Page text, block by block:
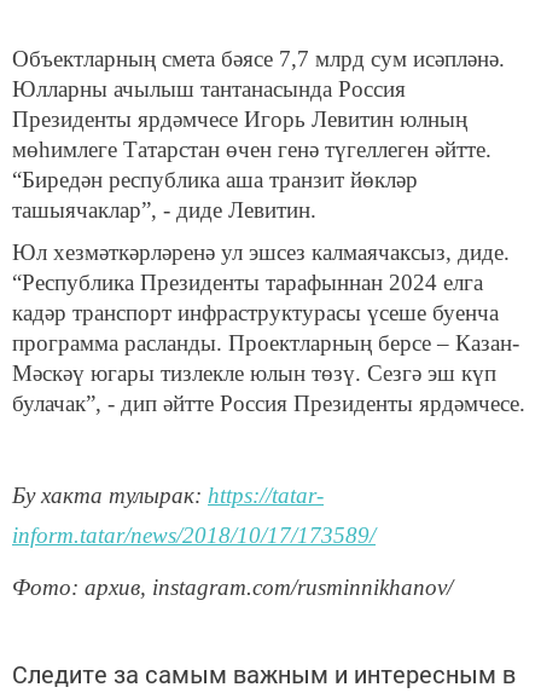
Объектларның смета бәясе 7,7 млрд сум исәпләнә.
Юлларны ачылыш тантанасында Россия
Президенты ярдәмчесе Игорь Левитин юлның
мөһимлеге Татарстан өчен генә түгеллеген әйтте.
“Биредән республика аша транзит йөкләр
ташыячаклар”, - диде Левитин.
Юл хезмәткәрләренә ул эшсез калмаячаксыз, диде.
“Республика Президенты тарафыннан 2024 елга
кадәр транспорт инфраструктурасы үсеше буенча
программа расланды. Проектларның берсе – Казан-
Мәскәү югары тизлекле юлын төзү. Сезгә эш күп
булачак”, - дип әйтте Россия Президенты ярдәмчесе.
Бу хакта тулырак: https://tatar-
inform.tatar/news/2018/10/17/173589/
Фото: архив, instagram.com/rusminnikhanov/
Следите за самым важным и интересным в